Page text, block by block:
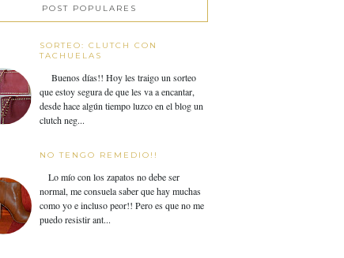
POST POPULARES
SORTEO: CLUTCH CON
TACHUELAS
Buenos días!! Hoy les traigo un sorteo
que estoy segura de que les va a encantar,
desde hace algún tiempo luzco en el blog un
clutch neg...
NO TENGO REMEDIO!!
Lo mío con los zapatos no debe ser
normal, me consuela saber que hay muchas
como yo e incluso peor!! Pero es que no me
puedo resistir ant...